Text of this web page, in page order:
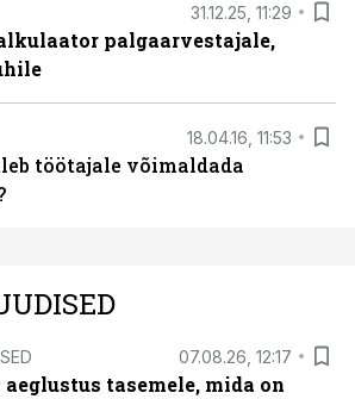
31.12.25, 11:29
palgaarvestajale,
18.04.16, 11:53
töötajale võimaldada
07.08.26, 12:17
tasemele, mida on